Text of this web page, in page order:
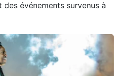
événements survenus à